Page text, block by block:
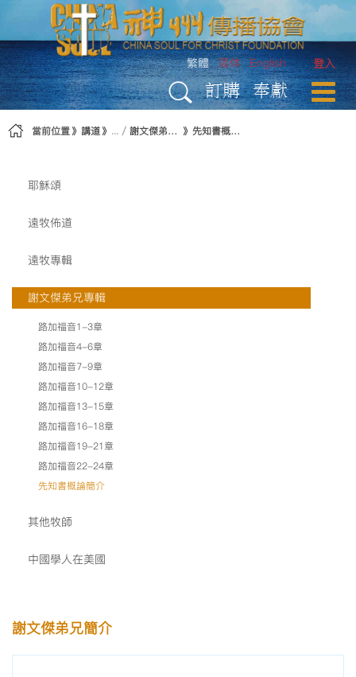
略過到內容
登入
繁體 简体 English
訂購 奉獻
當前位置 講道 謝文傑弟兄專輯 先知書概論簡介
耶穌頌
遠牧佈道
遠牧專輯
謝文傑弟兄專輯
路加福音1-3章
路加福音4-6章
路加福音7-9章
路加福音10-12章
路加福音13-15章
路加福音16-18章
路加福音19-21章
路加福音22-24章
先知書概論簡介
其他牧師
中國學人在美國
謝文傑弟兄簡介